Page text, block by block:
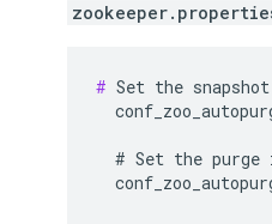
# Set the
# Set the purge